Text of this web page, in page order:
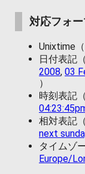
対応フォー
Unixtime（
日付表記（
2008, 03
）
時刻表記（
相対表記（
next
タイムゾ
Europe/